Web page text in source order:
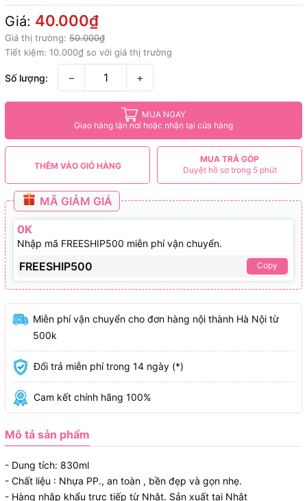
Giá: 40.000₫
Giá thị trường: 50.000₫
Tiết kiệm: 10.000₫ so với giá thị trường
Số lượng: − +
MUA NGAY
Giao hàng tận nơi hoặc nhận tại cửa hàng
THÊM VÀO GIỎ HÀNG
MUA TRẢ GÓP
Duyệt hồ sơ trong 5 phút
MÃ GIẢM GIÁ
0K
Nhập mã FREESHIP500 miễn phí vận chuyển.
FREESHIP500 Copy
Miễn phí vận chuyển cho đơn hàng nội thành Hà Nội từ
500k
Đổi trả miễn phí trong 14 ngày (*)
Cam kết chính hãng 100%
Mô tả sản phẩm
- Dung tích: 830ml
- Chất liệu : Nhựa PP., an toàn , bền đẹp và gọn nhẹ.
- Hàng nhập khẩu trực tiếp từ Nhật. Sản xuất tại Nhật